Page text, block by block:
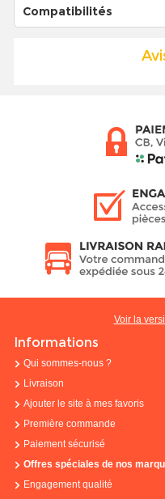
Compatibilités
Voir la
Informations
Qui sommes-nous ?
Livraison
Ajouter le site à mes favoris
Première commande
Paiement sécurisé
Offres spéciales de nos
Engagement qualité